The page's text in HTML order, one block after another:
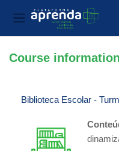
Side panel
Course information
Biblioteca Escolar -